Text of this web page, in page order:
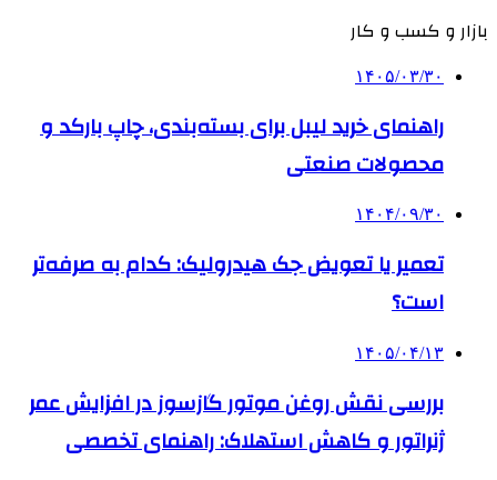
بازار و کسب و کار
۱۴۰۵/۰۳/۳۰
راهنمای خرید لیبل برای بسته‌بندی، چاپ بارکد و
محصولات صنعتی
۱۴۰۴/۰۹/۳۰
تعمیر یا تعویض جک هیدرولیک: کدام به صرفه‌تر
است؟
۱۴۰۵/۰۴/۱۳
بررسی نقش روغن موتور گازسوز در افزایش عمر
ژنراتور و کاهش استهلاک: راهنمای تخصصی